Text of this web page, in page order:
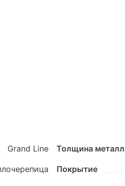
Grand Line Толщина
Покрытие